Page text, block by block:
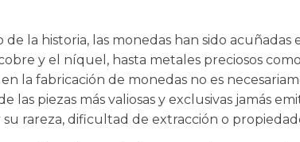
de la historia, las monedas han sido
y el níquel, hasta metales preciosos
la fabricación de monedas no es
las piezas más valiosas y exclusivas jamás
rareza, dificultad de extracción o